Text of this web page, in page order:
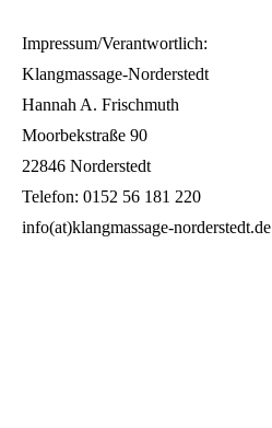
Impressum/Verantwortlich:
Klangmassage-Norderstedt
Hannah A. Frischmuth
Moorbekstraße 90
22846 Norderstedt
Telefon: 0152 56 181 220
info(at)klangmassage-norderstedt.de